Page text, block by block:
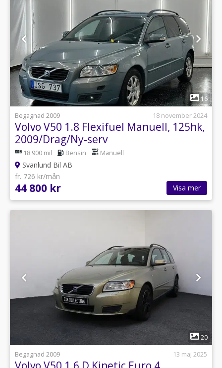
1
16
Begagnad 2009
18 november 2024
Volvo V50 1.8 Flexifuel Manuell, 125hk,
2009/Drag/Ny-serv
18 900 mil Bensin Manuell
Svanlund Bil AB
fr. 726 kr/mån
44 800 kr Visa mer
20
Begagnad 2009
13 maj 2025